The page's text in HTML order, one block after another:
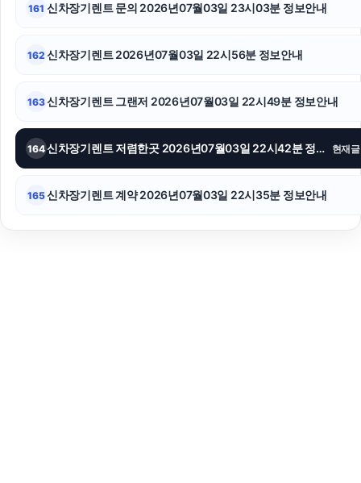
161 신차장기렌트 문의 2026년07월03일 23시03분 정보안내
162 신차장기렌트 2026년07월03일 22시56분 정보안내
163신차장기렌트 그랜저 2026년07월03일 22시49분 정보안내
164 신차장기렌트 저렴한곳 2026년07월03일 22시42분 정보안내 현재글
165신차장기렌트 계약 2026년07월03일 22시35분 정보안내